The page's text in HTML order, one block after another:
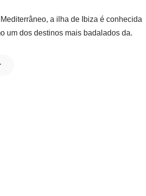
a ilha de Ibiza é conhecida
um dos destinos mais badalados da.